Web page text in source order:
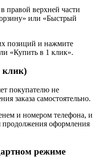
правой верхней части
или «Быстрый
позиций и нажмите
«Купить в 1 клик».
клик)
покупателю не
заказа самостоятельно.
и номером телефона, и
продолжения оформления
режиме